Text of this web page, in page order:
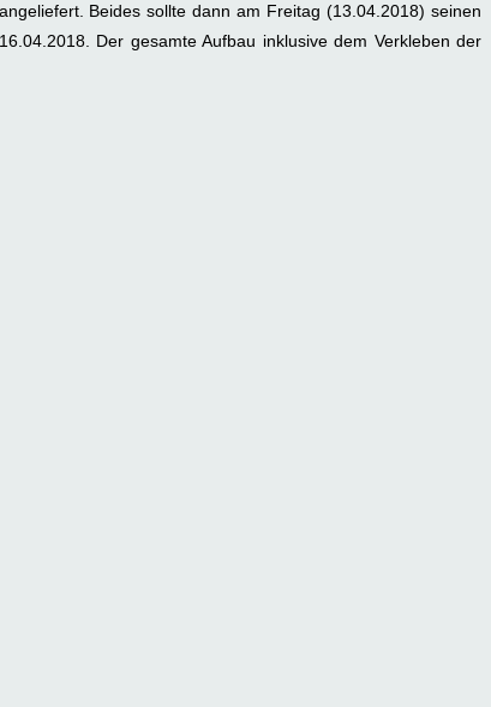
Beides sollte dann am Freitag (13.04.2018) seinen
Der gesamte Aufbau inklusive dem Verkleben der